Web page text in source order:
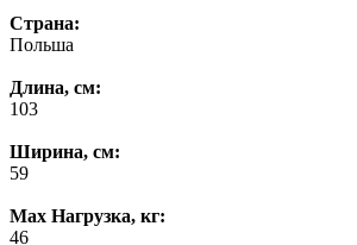
Страна:
Польша
Длина, см:
103
Ширина, см:
59
Max Нагрузка, кг:
46